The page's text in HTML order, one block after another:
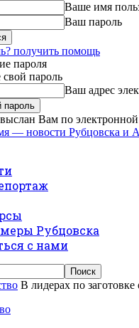
Ваше имя
Ваш пароль
получить помощь
пароля
свой пароль
Ваш адрес
Вам по
— новости Рубцовска и
Рубцовска
с нами
В лидерах по заготовке